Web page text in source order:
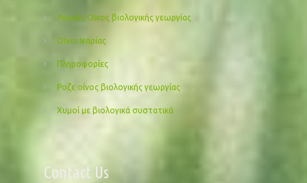
Λευκός Οίνος βιολογικής γεωργίας
Οίνοι Ικαρίας
Πληροφορίες
Ροζε οίνος βιολογικής γεωργίας
Χυμοί με βιολογικά συστατικά
Contact Us